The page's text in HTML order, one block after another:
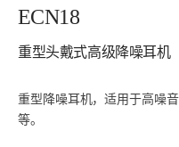
ECN18
重型头戴式高级降噪耳机
重型降噪耳机，适用于高噪
等。